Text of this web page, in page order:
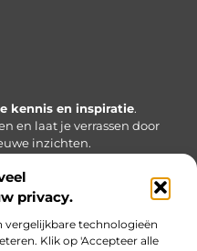
privacy.
vergelijkbare technologieën
Klik op 'Accepteer alle
kennis en inspiratie.
en laat je verrassen door
inzichten.